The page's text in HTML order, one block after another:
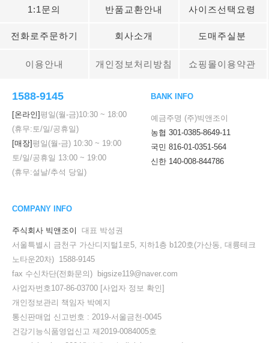
1:1문의 반품교환안내 사이즈선택요령
전화로주문하기 회사소개 도매주실분
이용안내 개인정보처리방침 쇼핑몰이용약관
1588-9145
[온라인]평일(월-금)10:30 ~ 18:00
(휴무:토/일/공휴일)
[매장]평일(월-금) 10:30 ~ 19:00
토/일/공휴일 13:00 ~ 19:00
(휴무:설날/추석 당일)
BANK INFO
예금주명 (주)빅앤조이
농협 301-0385-8649-11
국민 816-01-0351-564
신한 140-008-844786
COMPANY INFO
주식회사 빅앤조이
대표 박성권
서울특별시 금천구 가산디지털1로5, 지하1층 b120호(가산동, 대륭테크
노타운20차) 1588-9145
fax 수신차단(전화문의) bigsize119@naver.com
사업자번호107-86-03700 [사업자 정보 확인]
개인정보관리 책임자 박예지
통신판매업 신고번호 : 2019-서울금천-0045
건강기능식품영업신고 제2019-0084005호